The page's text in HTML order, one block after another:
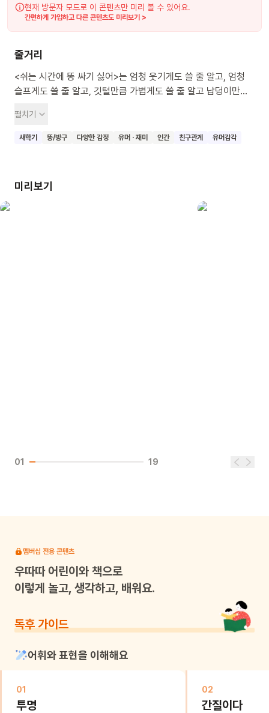
현재 방문자 모드로 이 콘텐츠만 미리 볼 수 있어요.
간편하게 가입하고 다른 콘텐츠도 미리보기 >
줄거리
<쉬는 시간에 똥 싸기 싫어>는 엄청 웃기게도 쓸 줄 알고, 엄청
슬프게도 쓸 줄 알고, 깃털만큼 가볍게도 쓸 줄 알고 납덩이만큼
감칠맛 나는 입말로 써서 더 재밌고 쉽게 다가옵니다. 꼭
아이들이 쓴 것처럼 아이들의 마음을 고스란히 담고 있는 것은
펼치기
새학기 똥/방구 다양한 감정 유머 · 재미 인간 친구관계 유머감각
미리보기
01 19
멤버십 전용 콘텐츠
우따따어린이와 책으로
이렇게 놀고, 생각하고, 배워요.
독후 가이드
어휘와 표현을 이해해요
01
투명
02
간질이다